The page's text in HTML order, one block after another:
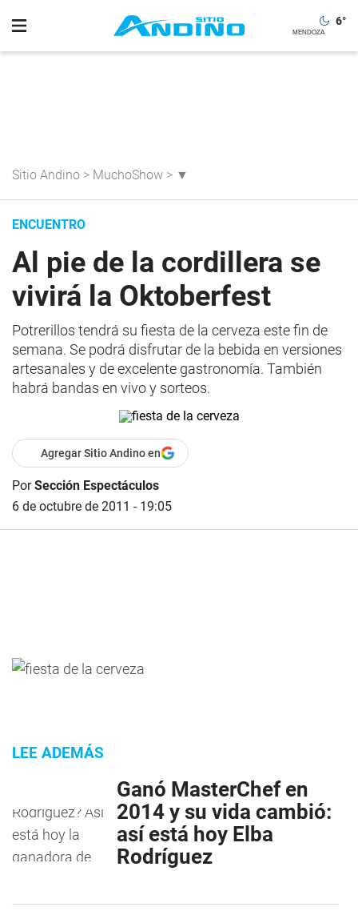
6°
Sitio Andino > MuchoShow > ▼
ENCUENTRO
Al pie de la cordillera se
vivirá la Oktoberfest
Potrerillos tendrá su fiesta de la cerveza este fin de
semana. Se podrá disfrutar de la bebida en versiones
artesanales y de excelente gastronomía. También
habrá bandas en vivo y sorteos.
Agregar Sitio Andino en
PorSección Espectáculos
6 de octubre de 2011 - 19:05
LEE ADEMÁS
Ganó MasterChef en
2014 y su vida cambió:
así está hoy Elba
Rodríguez